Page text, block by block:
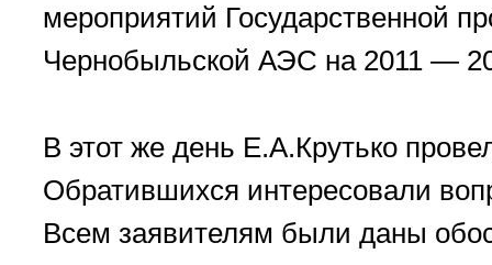
мероприятий Государственной
Чернобыльской АЭС на 2011 —
В этот же день Е.А.Крутько
Обратившихся интересовали
Всем заявителям были даны